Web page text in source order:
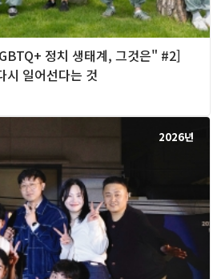
정치 생태계, 그것은" #2]
시 일어선다는 것
2026년